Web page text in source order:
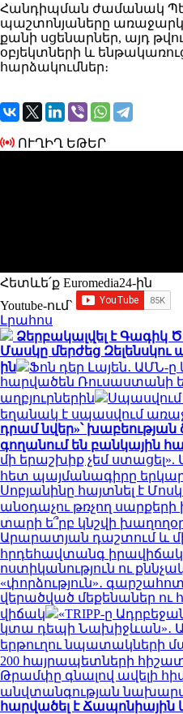
Հանդիպման ժամանակ
պաշտոնյաները
քանի սցենարներ, այդ
օբյեկտների և
հարձակումներ։
ՈՒՂԻՂ ԵԹԵՐ
Հետևե՛ք Euromedia24-ին
Youtube-ում`
Լրահոս
Ձերբակալվել է Գագիկ
Մասկը մերժեց
ին
Ֆոն դեր Լայեն․
հարվածեն Ռուսաստանի
աղբյուրներին
Սպասվում
եղանակ է սպասվում
դրամ նվեր»՝ խաբեության
գողանում են բանկային
մի երաշխիք չեմ
հետ պայմանագիրը
Սոբյանինը հայտնել է
անօդաչու թռչող
տարի ե՞րբ կնշվի
Արարատյան դաշտում և
հրդեհավտանգ իրավիճակ
ոստիկանություն ու
«փորձություն»․
վերածված մեքենաներ
վիճակ
«TRIPP-ը
կտա դեպի Նախիջևան»․
երթուղու նպատակների
200 հայրապետների
Թրամփը գնալով ավելի
անվտանգության
հարվածել է Ճապոնիային